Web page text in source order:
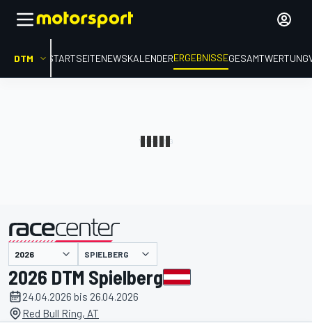
DTM STARTSEITENEWSKALENDERERGEBNISSEGESAMTWERTUNG
SPIELBERG
2026 DTM Spielberg
24.04.2026 bis 26.04.2026
Red Bull Ring, AT